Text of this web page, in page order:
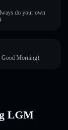
do your own
Good Morning).
LGM